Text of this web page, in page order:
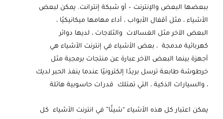
ببعضها البعض والإنترنت – أو شبكة إنترانت. يمكن لبعض
الأشياء ، مثل أقفال الأبواب ، أداء مهامها ميكانيكيًا ،
البعض الآخر مثل الغسالات والثلاجات ، لديها دوائر
كهربائية مدمجة ، بعض الأشياء في إنترنت الأشياء هي
أجهزة بينما البعض الآخر عبارة عن منتجات برمجية مثل
خرطوشة طابعة ترسل بريدًا إلكترونيًا عندما ينفذ الحبر لديك
، والسيارات الذكية ، التي تمتلك قدرات حاسوبية هائلة
يمكن اعتبار كل هذه الأشياء “شيئًا” في انترنت الأشياء كل